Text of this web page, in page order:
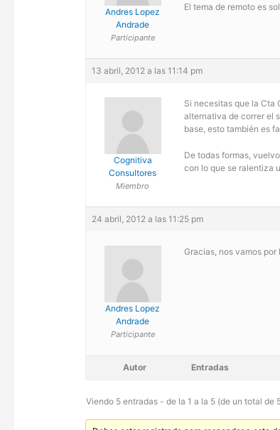
Andres Lopez
Andrade
Participante
El tema de remoto es
13 abril, 2012 a las 11:14 pm
Cognitiva
Consultores
Miembro
Si necesitas que la Cta
alternativa de correr el
base, esto también es
De todas formas,
con lo que se ralentiza
24 abril, 2012 a las 11:25 pm
Andres Lopez
Andrade
Participante
Gracias, nos vamos
Autor Entradas
Viendo 5 entradas - de la 1 a la 5 (de un total de